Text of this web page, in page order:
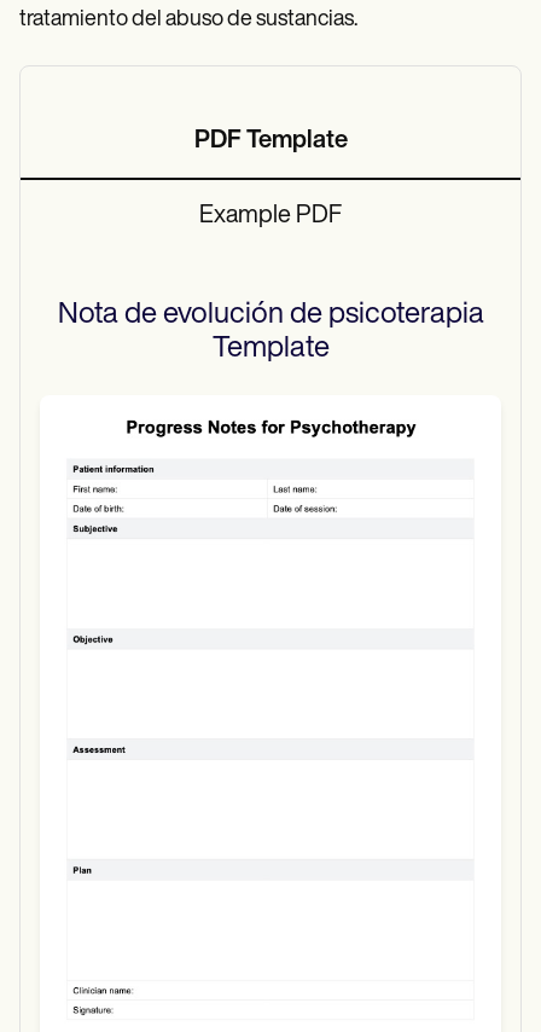
tratamiento del abuso de sustancias.
PDF Template
Example PDF
Nota de evolución de psicoterapia
Template